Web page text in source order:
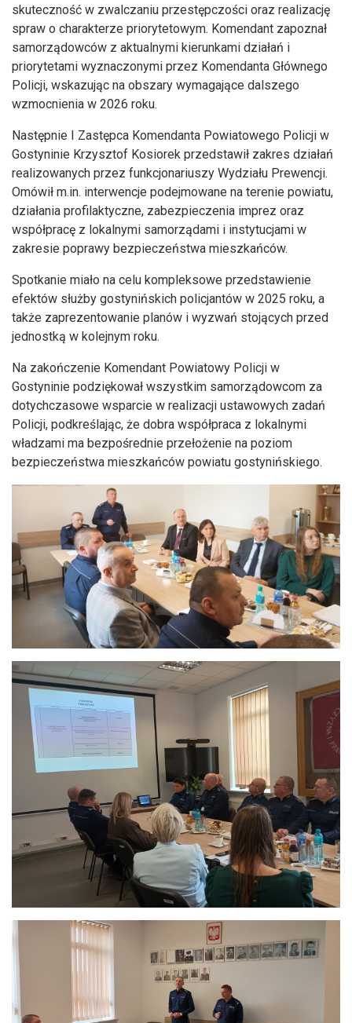
skuteczność w zwalczaniu przestępczości oraz realizację
spraw o charakterze priorytetowym. Komendant zapoznał
samorządowców z aktualnymi kierunkami działań i
priorytetami wyznaczonymi przez Komendanta Głównego
Policji, wskazując na obszary wymagające dalszego
wzmocnienia w 2026 roku.
Następnie I Zastępca Komendanta Powiatowego Policji w
Gostyninie Krzysztof Kosiorek przedstawił zakres działań
realizowanych przez funkcjonariuszy Wydziału Prewencji.
Omówił m.in. interwencje podejmowane na terenie powiatu,
działania profilaktyczne, zabezpieczenia imprez oraz
współpracę z lokalnymi samorządami i instytucjami w
zakresie poprawy bezpieczeństwa mieszkańców.
Spotkanie miało na celu kompleksowe przedstawienie
efektów służby gostynińskich policjantów w 2025 roku, a
także zaprezentowanie planów i wyzwań stojących przed
jednostką w kolejnym roku.
Na zakończenie Komendant Powiatowy Policji w
Gostyninie podziękował wszystkim samorządowcom za
dotychczasowe wsparcie w realizacji ustawowych zadań
Policji, podkreślając, że dobra współpraca z lokalnymi
władzami ma bezpośrednie przełożenie na poziom
bezpieczeństwa mieszkańców powiatu gostynińskiego.